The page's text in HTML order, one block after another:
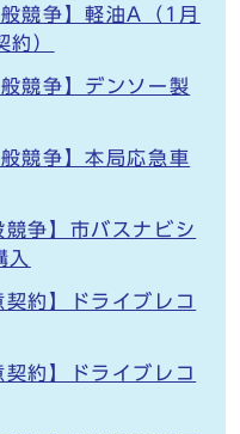
競争】軽油A（1月
）
競争】デンソー製
競争】本局応急車
争】市バスナビシ
入
約】ドライブレコ
約】ドライブレコ